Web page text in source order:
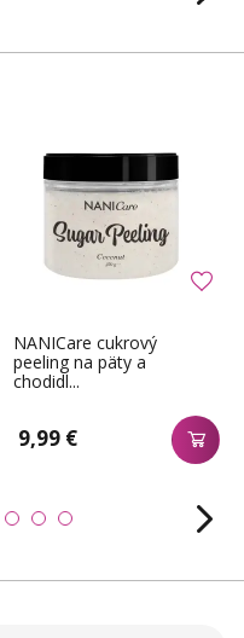
NANICare cukrový
peeling na päty a
chodidl...
9,99 €